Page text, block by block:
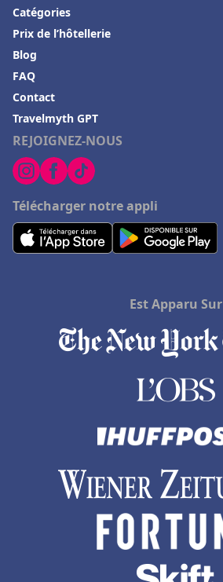
REJOIGNEZ-NOUS
Télécharger notre appli
Catégories
Prix de l’hôtellerie
Blog
FAQ
Contact
Travelmyth GPT
Est Apparu Sur